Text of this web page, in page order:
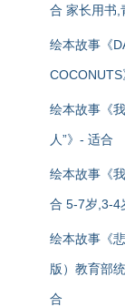
合 家长用书,
绘本故事《
绘本故事《
人”》- 适合
绘本故事《
合 5-7岁,3-4
绘本故事《
版）教育部
合